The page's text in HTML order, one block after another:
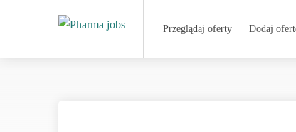
Przeglądaj oferty Dodaj